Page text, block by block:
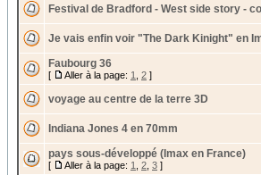
Festival de Bradford - West side story -
Je vais enfin voir "The Dark Kinight" en
Faubourg 36
[ Aller à la page: 1 2 ]
voyage au centre de la terre 3D
Indiana Jones 4 en 70mm
pays sous-développé (Imax en France)
[ Aller à la page: 1 2 3 ]